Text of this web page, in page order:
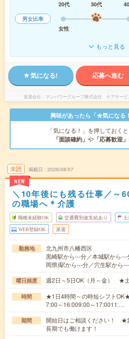
20代
30代
男女比率
女性
もっと見る
気になる! 応募へ進む
派遣会社 マンパワーグループ株式会社 ケアサー
興味があったら「★気になる
「気になる！」を押しておく
「面談確約」 や 「応募歓迎」
未読
NEW
掲載日 2026/08/07
＼10年後にも残る仕事／～
の職場へ＊介護
職種未経験OK 交通費別途支給あり
WEB登録OK 派遣
勤務地
北九州市八幡西区
黒崎駅から---分／本城駅から
岡県)駅から---分／穴生駅から
曜日頻度 週2日～5日OK（月～金） ★
時間
★1日4時間～の時短シフト
7:00～16:009:00～17:0011:…
期間
開始日はご相談ください！ ★
長期でも働けます！